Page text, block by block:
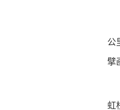
公
擘
虹